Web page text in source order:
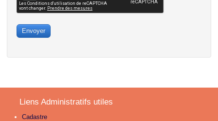
Envoyer
Liens Administratifs utiles
Cadastre